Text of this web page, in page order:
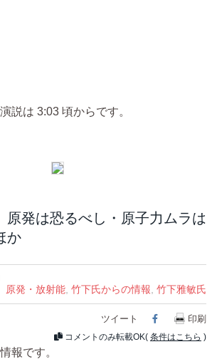
説は 3:03 頃からです。
原発は恐るべし・原子力ムラは
か
原発・放射能 竹下氏からの情報 竹下雅敏氏
ツイート Facebook
印刷
コメントのみ転載OK( 条件はこちら )
報です。